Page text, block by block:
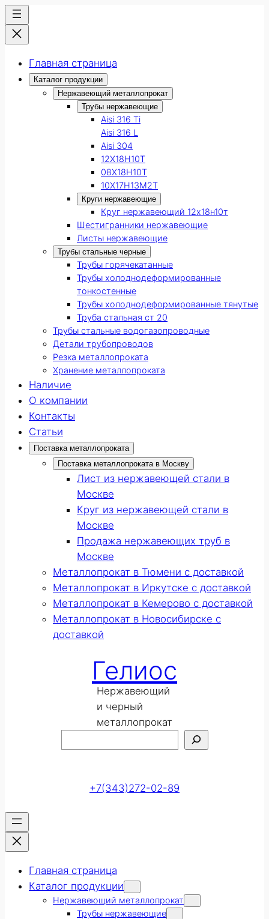
Главная страница
Каталог продукции
Нержавеющий металлопрокат
Трубы нержавеющие
Aisi 316 Ti
Aisi 316 L
Aisi 304
12Х18Н10Т
08Х18Н10Т
10Х17Н13М2Т
Круги нержавеющие
Круг нержавеющий 12х18н10т
Шестигранники нержавеющие
Листы нержавеющие
Трубы стальные черные
Трубы горячекатанные
Трубы холоднодеформированные
тонкостенные
Трубы холоднодеформированные тянутые
Труба стальная ст 20
Трубы стальные водогазопроводные
Детали трубопроводов
Резка металлопроката
Хранение металлопроката
Наличие
О компании
Контакты
Статьи
Поставка металлопроката
Поставка металлопроката в Москву
Лист из нержавеющей стали в
Москве
Круг из нержавеющей стали в
Москве
Продажа нержавеющих труб в
Москве
Металлопрокат в Тюмени с доставкой
Металлопрокат в Иркутске с доставкой
Металлопрокат в Кемерово с доставкой
Металлопрокат в Новосибирске с
доставкой
Гелиос
Нержавеющий
и черный
металлопрокат
+7(343)272-02-89
Главная страница
Каталог продукции
Нержавеющий металлопрокат
Трубы нержавеющие